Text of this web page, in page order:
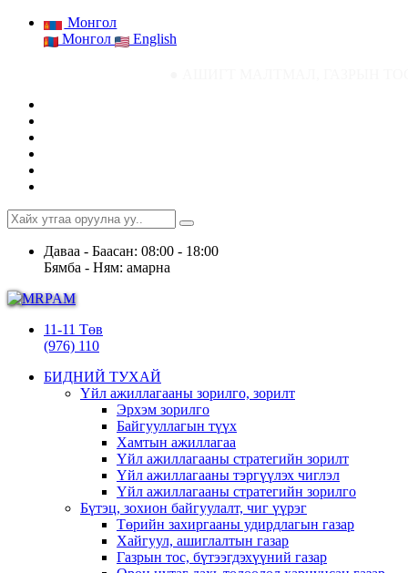
Монгол
Монгол
English
Даваа - Баасан: 08:00 - 18:00
Бямба - Ням: амарна
11-11 Төв
(976) 110
БИДНИЙ ТУХАЙ
Үйл ажиллагааны зорилго, зорилт
Эрхэм зорилго
Байгууллагын түүх
Хамтын ажиллагаа
Үйл ажиллагааны стратегийн зорилт
Үйл ажиллагааны тэргүүлэх чиглэл
Үйл ажиллагааны стратегийн зорилго
Бүтэц, зохион байгуулалт, чиг үүрэг
Төрийн захиргааны удирдлагын газар
Хайгуул, ашиглалтын газар
Газрын тос, бүтээгдэхүүний газар